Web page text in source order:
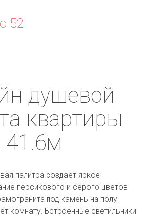
52
душевой
квартиры
41.6м
палитра создает яркое
персикового и серого цветов
под камень на полу
комнату. Встроенные светильники